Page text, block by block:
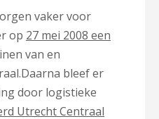
vaker voor
op 27 mei 2008 een
van en
bleef er
door logistieke
Utrecht Centraal